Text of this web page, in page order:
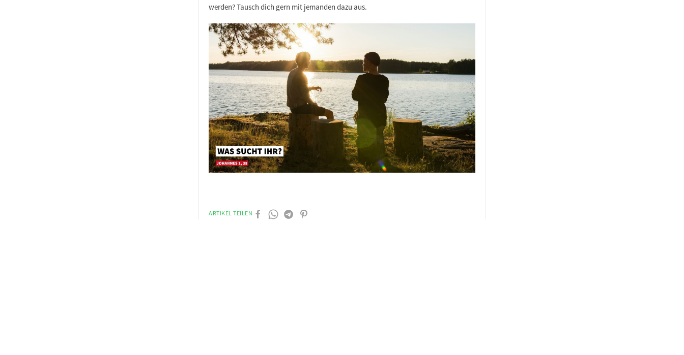
werden? Tausch dich gern mit jemanden dazu aus.
ARTIKEL TEILEN